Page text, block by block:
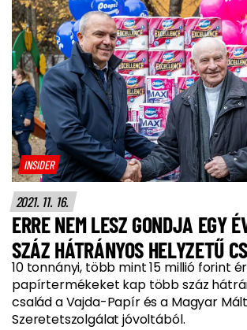
INSIDER
2021. 11. 16.
ERRE NEM LESZ GONDJA EGY
SZÁZ HÁTRÁNYOS HELYZETŰ
10 tonnányi, több mint 15 millió forint
papírtermékeket kap több száz
család a Vajda-Papír és a Magyar
Szeretetszolgálat jóvoltából.